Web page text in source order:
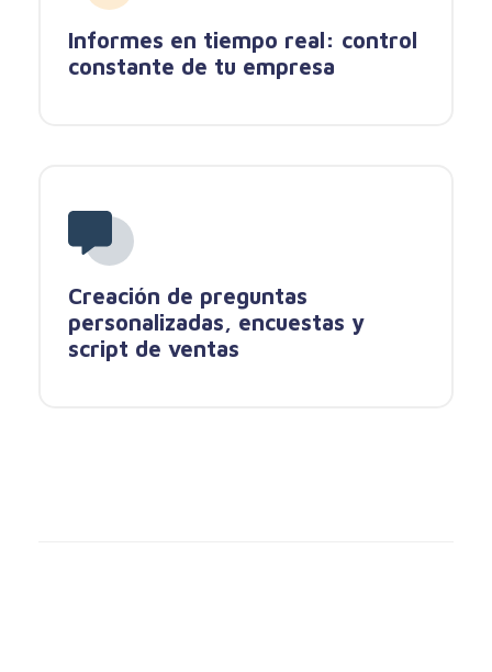
Informes en tiempo real: control
constante de tu empresa
Creación de preguntas
personalizadas, encuestas y
script de ventas